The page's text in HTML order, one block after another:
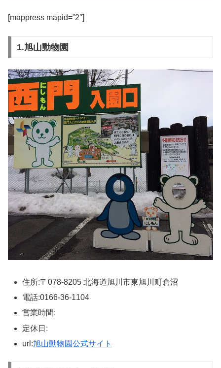
[mappress mapid=”2″]
1.旭山動物園
住所:〒078-8205 北海道旭川市東旭川町倉沼
電話:0166-36-1104
営業時間:
定休日:
url:旭山動物園公式サイト